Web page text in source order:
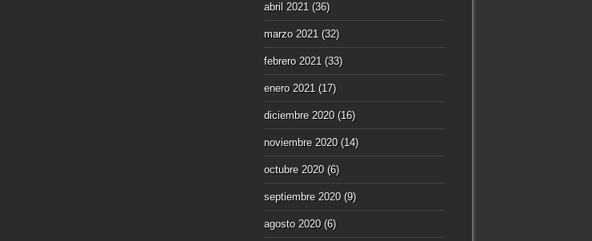
abril 2021 (36)
marzo 2021 (32)
febrero 2021 (33)
enero 2021 (17)
diciembre 2020(16)
noviembre 2020(14)
octubre 2020(6)
septiembre 2020(9)
agosto 2020(6)